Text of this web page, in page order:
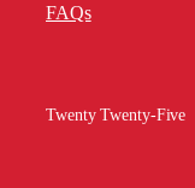
FAQs
Twenty Twenty-Five